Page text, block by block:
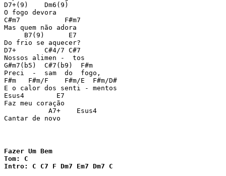
D7+(9)    Dm6(9)
O fogo devora
C#m7           F#m7
Mas quem não adora
     B7(9)      E7
Do frio se aquecer?
D7+       C#4/7 C#7
Nossos alimen -  tos
G#m7(b5)  C#7(b9)  F#m
Preci  -  sam  do  fogo,
F#m   F#m/F    F#m/E  F#m/D#
E o calor dos senti - mentos
Esus4        E7
Faz meu coração
           A7+    Esus4
Cantar de novo
Fazer Um Bem
Tom: C
Intro: C C7 F Dm7 Em7 Dm7 C